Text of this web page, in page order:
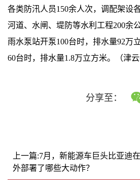
各类防汛人员150余人次，调配架设
河道、水闸、堤防等水利工程200余
雨水泵站开泵100台时，排水量92万
60台时，排水量1.8万立方米。（津云
分享至：
上一篇:7月，新能源车巨头比亚迪
外部署了哪些大动作？